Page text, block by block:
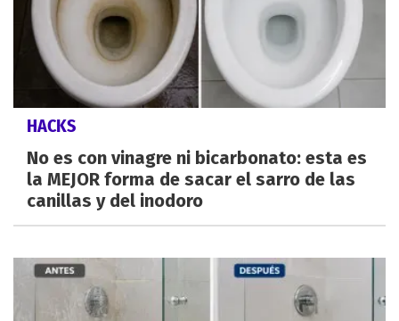
HACKS
No es con vinagre ni bicarbonato: esta es
la MEJOR forma de sacar el sarro de las
canillas y del inodoro